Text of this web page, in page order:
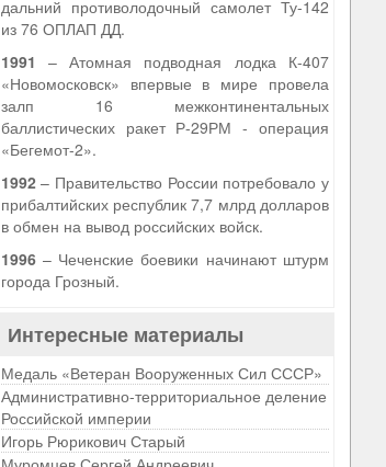
дальний противолодочный самолет Ту-142
из 76 ОПЛАП ДД.
1991 – Атомная подводная лодка К-407
«Новомосковск» впервые в мире провела
залп 16 межконтинентальных
баллистических ракет Р-29РМ - операция
«Бегемот-2».
1992– Правительство России потребовало у
прибалтийских республик 7,7 млрд долларов
в обмен на вывод российских войск.
1996– Чеченские боевики начинают штурм
города Грозный.
Интересные материалы
Медаль «Ветеран Вооруженных Сил СССР»
Административно-территориальное деление
Российской империи
Игорь Рюрикович Старый